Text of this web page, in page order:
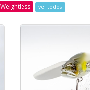
Weightless ver todos